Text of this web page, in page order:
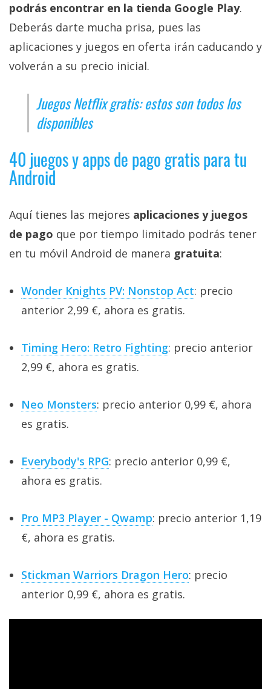
Sobre
nosotros
/
Publicidad
Cambiar
opciones
privacidad
/
Aviso
Legal
El medio de
comunicación
digital donde
encontrarás
tecnología,
móviles,
ordenadores,
videojuegos,
comparativas,
trucos y
El Grupo
Informático
(CC) 2006-
reservados.
podrás encontrar en la tienda Google Play.
Deberás darte mucha prisa, pues las
aplicaciones y juegos en oferta irán caducando y
volverán a su precio inicial.
Juegos Netflix gratis: estos son todos los
disponibles
40 juegos y apps de pago gratis para tu
Android
Aquí tienes las mejores aplicaciones y juegos
de pago que por tiempo limitado podrás tener
en tu móvil Android de manera gratuita:
Wonder Knights PV: Nonstop Act: precio
anterior 2,99 €, ahora es gratis.
Timing Hero: Retro Fighting: precio anterior
2,99 €, ahora es gratis.
Neo Monsters: precio anterior 0,99 €, ahora
es gratis.
Everybody's RPG: precio anterior 0,99 €,
ahora es gratis.
Pro MP3 Player - Qwamp: precio anterior 1,19
€, ahora es gratis.
Stickman Warriors Dragon Hero: precio
anterior 0,99 €, ahora es gratis.